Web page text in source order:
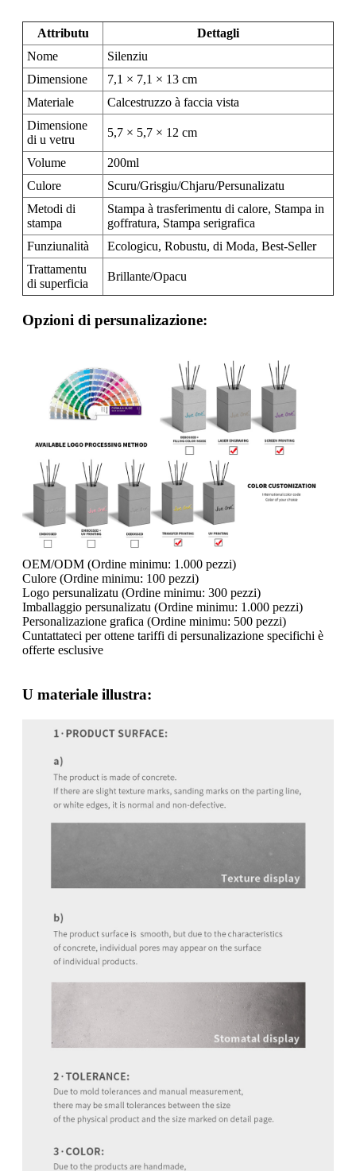
Attributu
Dettagli
Nome
Silenziu
Dimensione
7,1 × 7,1 × 13 cm
Materiale
Calcestruzzo à faccia vista
Dimensione
di u vetru
5,7 × 5,7 × 12 cm
Volume
200ml
Culore
Scuru/Grisgiu/Chjaru/Persunalizatu
Metodi di
stampa
Stampa à trasferimentu di calore, Stampa in
goffratura, Stampa serigrafica
Funziunalità
Ecologicu, Robustu, di Moda, Best-Seller
Trattamentu
di superficia
Brillante/Opacu
Opzioni di persunalizazione:
OEM/ODM (Ordine minimu: 1.000 pezzi)
Culore (Ordine minimu: 100 pezzi)
Logo persunalizatu (Ordine minimu: 300 pezzi)
Imballaggio persunalizatu (Ordine minimu: 1.000 pezzi)
Personalizazione grafica (Ordine minimu: 500 pezzi)
Cuntattateci per ottene tariffi di persunalizazione specifichi è
offerte esclusive
U materiale illustra: